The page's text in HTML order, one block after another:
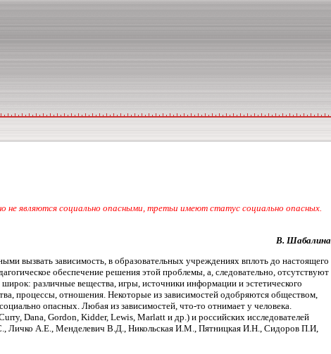
являются социально опасными, третьи имеют статус социально опасных.
В. Шабалина
вызвать зависимость, в образовательных учреждениях вплоть до настоящего
обеспечение решения этой проблемы, а, следовательно, отсутствуют
различные вещества, игры, источники информации и эстетического
процессы, отношения. Некоторые из зависимостей одобряются обществом,
опасных. Любая из зависимостей, что-то отнимает у человека.
Dana, Gordon, Kidder, Lewis, Marlatt и др.) и российских исследователей
Личко А.Е., Менделевич В.Д., Никольская И.М., Пятницкая И.Н., Сидоров П.И,